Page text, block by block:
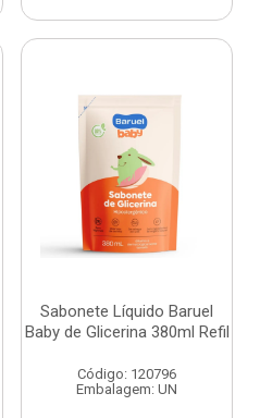
Sabonete Líquido Baruel
Baby de Glicerina 380ml Refil
Código: 120796
Embalagem: UN